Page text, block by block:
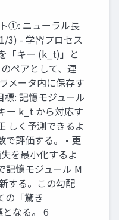
①: ニューラル長
3) - 学習プロセス
「キー (k_t)」と
ペアとして、連
メータ内に保存す
標: 記憶モジュール
ー k_t から対応す
しく予測できるよ
で評価する。 • 更
を最小化するよ
記憶モジュール M
する。この勾配
の「驚き
なる。 6